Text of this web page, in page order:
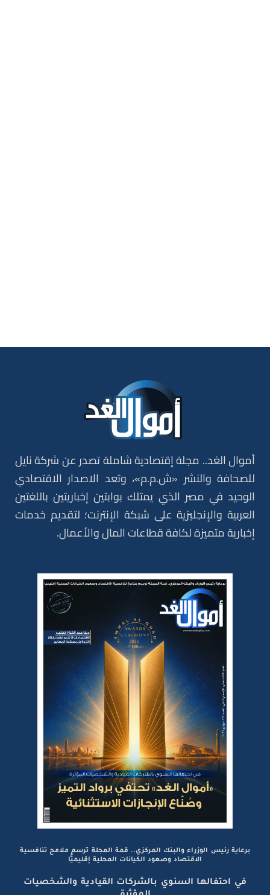
أموال الغد.. مجلة إقتصادية شاملة تصدر عن شركة نايل
للصحافة والنشر «ش.م.م»، وتعد الاصدار الاقتصادي
الوحيد في مصر الذي يمتلك بوابتين إخباريتين باللغتين
العربية والإنجليزية على شبكة الإنترنت؛ لتقديم خدمات
إخبارية متميزة لكافة قطاعات المال والأعمال.
برعاية رئيس الوزراء والبنك المركزي.. قمة المجلة ترسم ملامح تنافسية
الاقتصاد وصعود الكيانات المحلية إقليميًّا
في احتفالها السنوي بالشركات القيادية والشخصيات